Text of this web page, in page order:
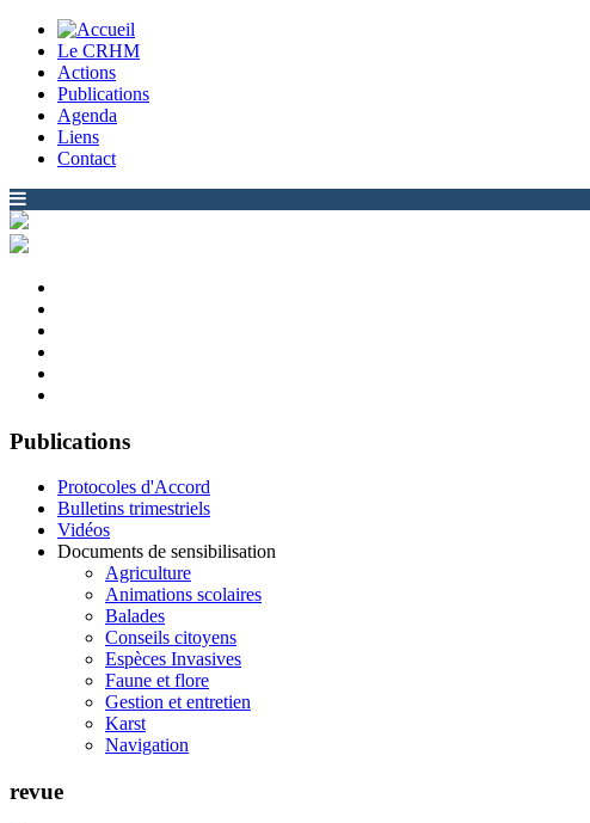
Le CRHM
Actions
Publications
Agenda
Liens
Contact
Publications
Protocoles d'Accord
Bulletins trimestriels
Vidéos
Documents de sensibilisation
Agriculture
Animations scolaires
Balades
Conseils citoyens
Espèces Invasives
Faune et flore
Gestion et entretien
Karst
Navigation
revue